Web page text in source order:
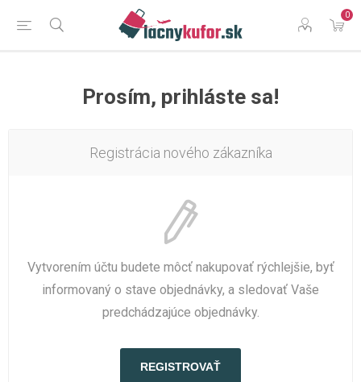
0
Prosím, prihláste sa!
Registrácia nového zákazníka
Vytvorením účtu budete môcť nakupovať rýchlejšie, byť
informovaný o stave objednávky, a sledovať Vaše
predchádzajúce objednávky.